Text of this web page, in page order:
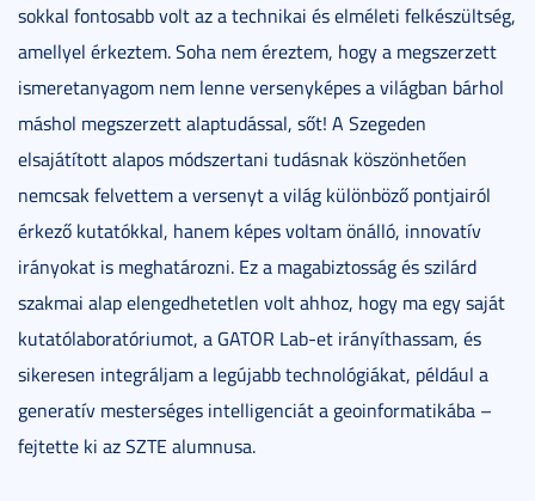
sokkal fontosabb volt az a technikai és elméleti felkészültség,
amellyel érkeztem. Soha nem éreztem, hogy a megszerzett
ismeretanyagom nem lenne versenyképes a világban bárhol
máshol megszerzett alaptudással, sőt! A Szegeden
elsajátított alapos módszertani tudásnak köszönhetően
nemcsak felvettem a versenyt a világ különböző pontjairól
érkező kutatókkal, hanem képes voltam önálló, innovatív
irányokat is meghatározni. Ez a magabiztosság és szilárd
szakmai alap elengedhetetlen volt ahhoz, hogy ma egy saját
kutatólaboratóriumot, a GATOR Lab-et irányíthassam, és
sikeresen integráljam a legújabb technológiákat, például a
generatív mesterséges intelligenciát a geoinformatikába –
fejtette ki az SZTE alumnusa.